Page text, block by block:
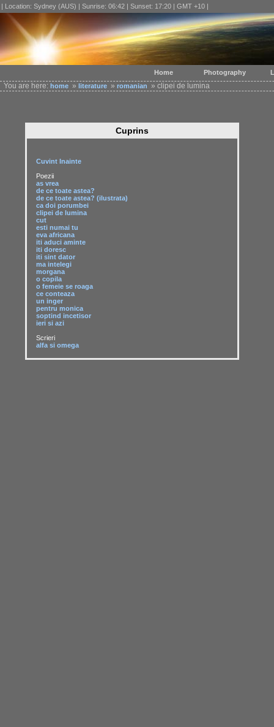
| Location: Sydney (AUS) | Sunrise: 06:42 | Sunset: 17:20 | GMT +10 |
You are here: home » literature » romanian » clipei de lumina
Cuprins
Cuvint Inainte
Poezii
as vrea
de ce toate astea?
de ce toate astea? (ilustrata)
ca doi porumbei
clipei de lumina
cut
esti numai tu
eva africana
iti aduci aminte
iti doresc
iti sint dator
ma intelegi
morgana
o copila
o femeie se roaga
ce conteaza
un inger
pentru monica
soptind incetisor
ieri si azi
Scrieri
alfa si omega
Home Photography